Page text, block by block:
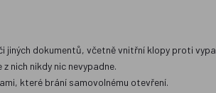
jiných dokumentů, včetně vnitřní klopy proti
nich nikdy nic nevypadne.
které brání samovolnému otevření.